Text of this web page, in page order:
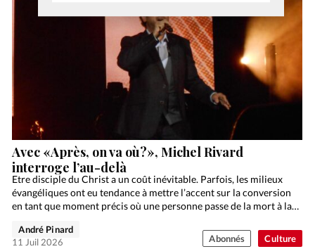
Culture
Avec «Après, on va où?», Michel Rivard
interroge l’au-delà
Etre disciple du Christ a un coût inévitable. Parfois, les milieux
évangéliques ont eu tendance à mettre l’accent sur la conversion
en tant que moment précis où une personne passe de la mort à la…
André Pinard
11 Juil 2026
Abonnés